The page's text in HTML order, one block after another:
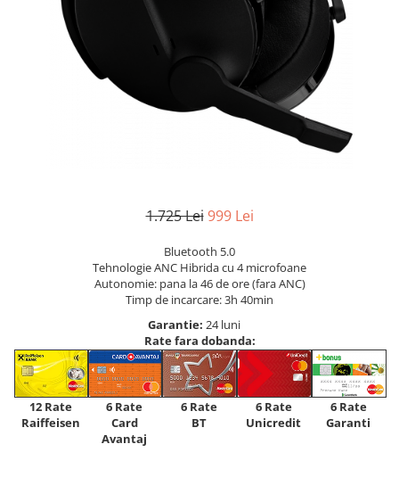
1.725 Lei 999 Lei
Bluetooth 5.0
Tehnologie ANC Hibrida cu 4 microfoane
Autonomie: pana la 46 de ore (fara ANC)
Timp de incarcare: 3h 40min
Garantie: 24 luni
Rate fara dobanda:
12 Rate
Raiffeisen
6 Rate
Card
Avantaj
6 Rate
BT
6 Rate
Unicredit
6 Rate
Garanti